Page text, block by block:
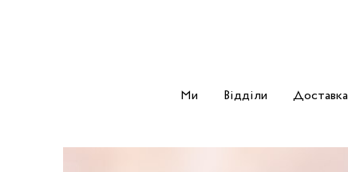
Ми Відділи Доставка